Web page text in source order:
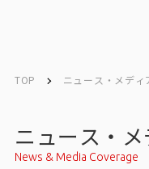
TOP ニュース・メディ
ニュース・
News & Media Coverage